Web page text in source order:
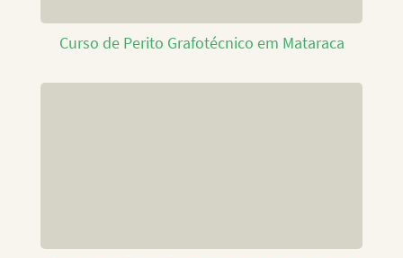
Curso de Perito Grafotécnico em Mataraca